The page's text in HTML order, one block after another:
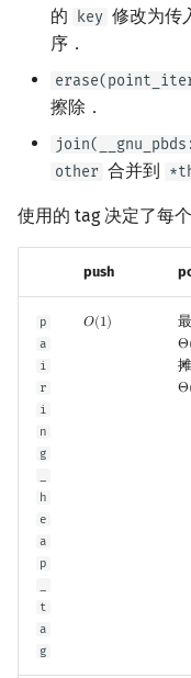
的
key 修改为传
序．
擦除．
other 合并到
使用的 tag 决定了每
push
p
a
i
r
i
n
g
h
e
a
p
t
a
g
𝑂(1)
O(1)
Θ
Θ(
摊
Θ
Θ(